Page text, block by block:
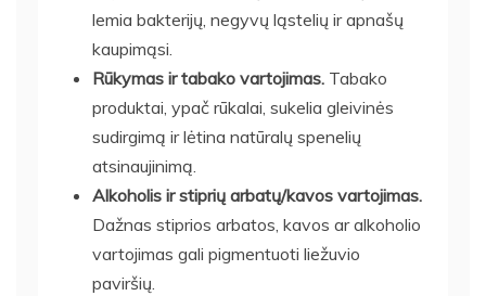
lemia bakterijų, negyvų ląstelių ir apnašų
kaupimąsi.
Rūkymas ir tabako vartojimas. Tabako
produktai, ypač rūkalai, sukelia gleivinės
sudirgimą ir lėtina natūralų spenelių
atsinaujinimą.
Alkoholis ir stiprių arbatų/kavos vartojimas.
Dažnas stiprios arbatos, kavos ar alkoholio
vartojimas gali pigmentuoti liežuvio
paviršių.